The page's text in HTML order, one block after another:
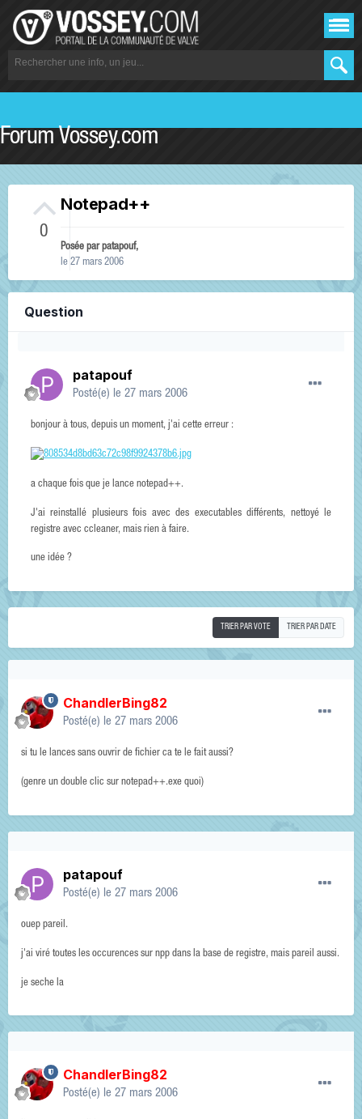
Forum Vossey.com
0
Notepad++
Posée par patapouf,
le 27 mars 2006
Question
patapouf
Posté(e) le 27 mars 2006
bonjour à tous, depuis un moment, j'ai cette erreur :
a chaque fois que je lance notepad++.
J'ai reinstallé plusieurs fois avec des executables différents, nettoyé le
registre avec ccleaner, mais rien à faire.
une idée ?
TRIER PAR VOTE TRIER PAR DATE
ChandlerBing82
Posté(e) le 27 mars 2006
si tu le lances sans ouvrir de fichier ca te le fait aussi?
(genre un double clic sur notepad++.exe quoi)
patapouf
Posté(e) le 27 mars 2006
ouep pareil.
j'ai viré toutes les occurences sur npp dans la base de registre, mais pareil aussi.
je seche la
ChandlerBing82
Posté(e) le 27 mars 2006